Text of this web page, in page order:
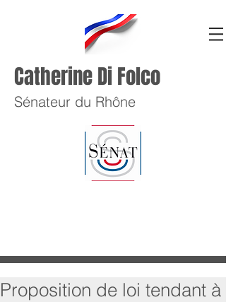
Catherine Di Folco
Sénateur du Rhône
Proposition de loi tendant à